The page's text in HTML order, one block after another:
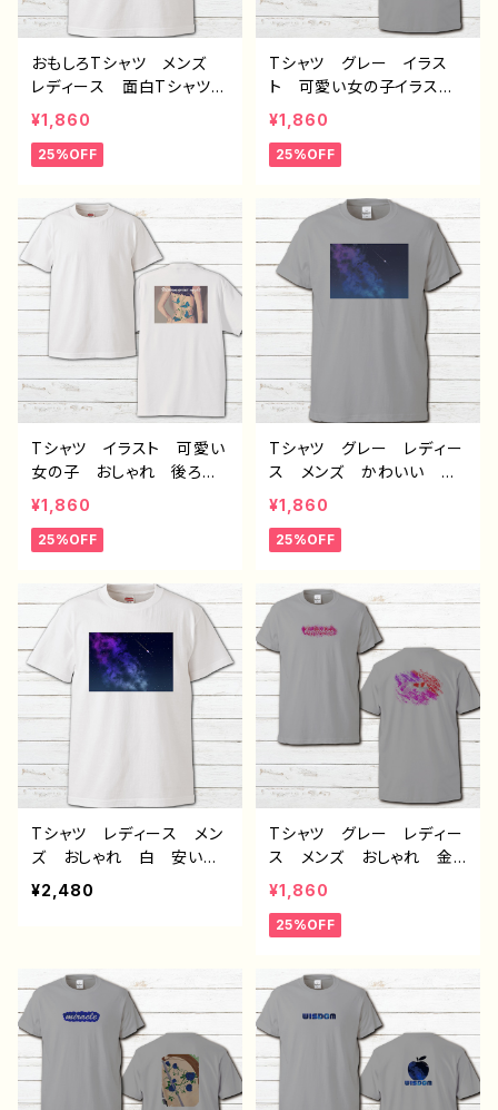
おもしろTシャツ メンズ
レディース 面白Tシャツ
文字 かわいい おしゃ
れ 個性的 おすすめ 半
袖シャツ デザイン コラ
ル：筋肉こそ正義 作：んご
ミック H-7
¥1,860
25%OFF
Tシャツ グレー イラス
ト 可愛い女の子イラス
ト おしゃれ 後ろ姿 メン
ズ レディース 個性的
おすすめ 人気 イラスト
絵師 半袖シャツ デザイ
ン コラボ オリジナル
デザイン グッズ タイト
ル：群青の夜 C-3
¥1,860
25%OFF
Tシャツ イラスト 可愛い
女の子 おしゃれ 後ろ
姿 メンズ レディース
白 個性的 おすすめ 人
気 イラストレーター クリ
ン コラボ オリジナル
デザイン グッズ 半袖シャ
ツ タイトル：群青の夜
作：んごミック C-3
¥1,860
25%OFF
Tシャツ グレー レディー
ス メンズ かわいい イ
ラスト 風景 綺麗 美し
い 景色 おしゃれ 半袖
シャツ イラストレーター
イン コラボ オリジナ
ル デザイン グッズ タイ
トル：星空 カラーグレー
作：んごミック C-3
¥1,860
25%OFF
Tシャツ レディース メン
ズ おしゃれ 白 安い
綺麗 星空 イラスト 半
袖シャツ タイトル：星空
¥2,480
Tシャツ グレー レディー
ス メンズ おしゃれ 金
魚 和風 かっこいい イ
ラスト 個性的 おすす
め 半袖シャツ デザイ
デザイン グッズ タイト
ル：妖しいアナタ カラーグ
レー 作：んごミック C-3
¥1,860
25%OFF